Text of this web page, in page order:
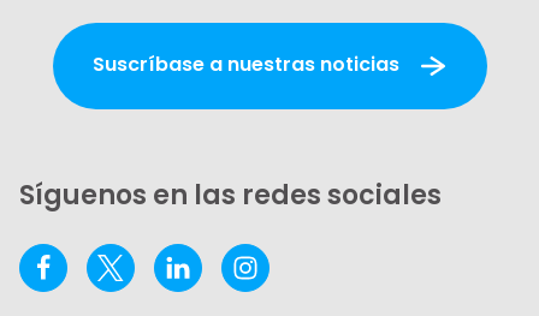
Suscríbase a nuestras noticias
Síguenos en las redes sociales